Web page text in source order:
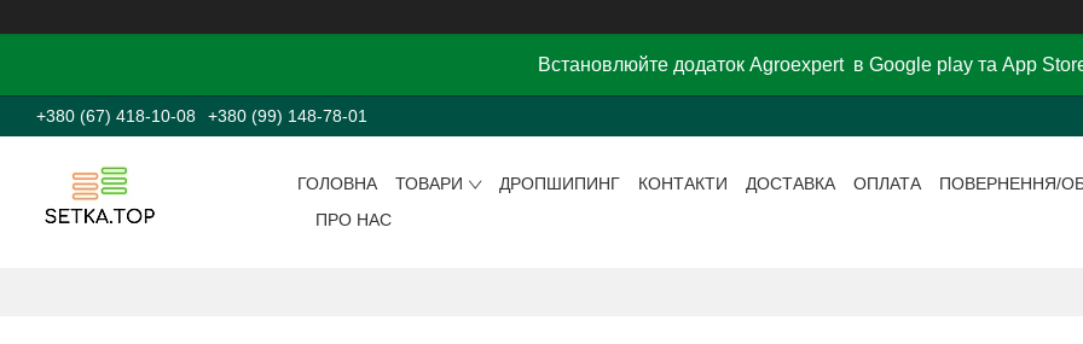
Встановлюйте додаток Agroexpert в Google play та App
+380 (67) 418-10-08 +380 (99) 148-78-01
ГОЛОВНА ТОВАРИ ДРОПШИПИНГ КОНТАКТИ ДОСТАВКА ОПЛАТА
ПОВЕРНЕННЯ/
ПРО НАС